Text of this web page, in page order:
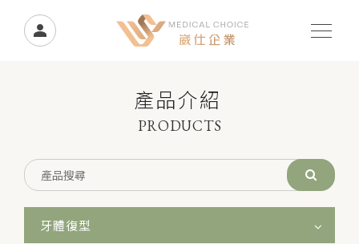
產品介紹
PRODUCTS
牙體復型